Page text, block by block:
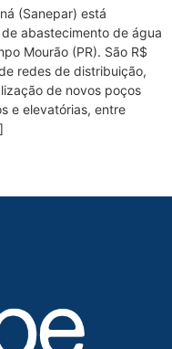
(Sanepar) está
abastecimento de água
Mourão (PR). São R$
redes de distribuição,
de novos poços
e elevatórias, entre